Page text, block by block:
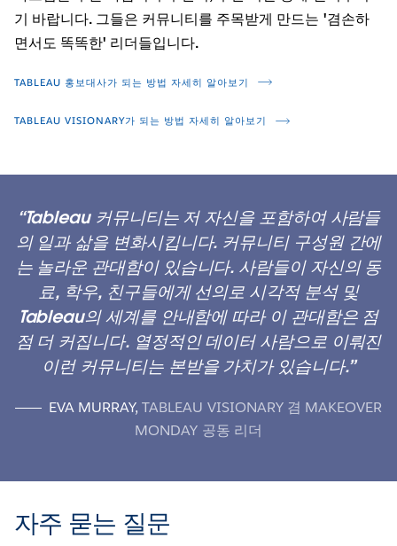
기 바랍니다. 그들은 커뮤니티를 주목받게 만드는 '겸손하
면서도 똑똑한' 리더들입니다.
TABLEAU 홍보대사가 되는 방법 자세히 알아보기
TABLEAU VISIONARY가 되는 방법 자세히 알아보기
Tableau 커뮤니티는 저 자신을 포함하여 사람들
의 일과 삶을 변화시킵니다. 커뮤니티 구성원 간에
는 놀라운 관대함이 있습니다. 사람들이 자신의 동
료, 학우, 친구들에게 선의로 시각적 분석 및
Tableau의 세계를 안내함에 따라 이 관대함은 점
점 더 커집니다. 열정적인 데이터 사람으로 이뤄진
이런 커뮤니티는 본받을 가치가 있습니다.
EVA MURRAY, TABLEAU VISIONARY 겸 MAKEOVER
MONDAY 공동 리더
자주 묻는 질문